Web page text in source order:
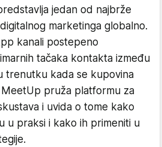
jedan od najbrže
marketinga globalno.
kanali postepeno
tačaka kontakta između
trenutku kada se kupovina
MeetUp pruža platformu za
i uvida o tome kako
u praksi i kako ih primeniti u